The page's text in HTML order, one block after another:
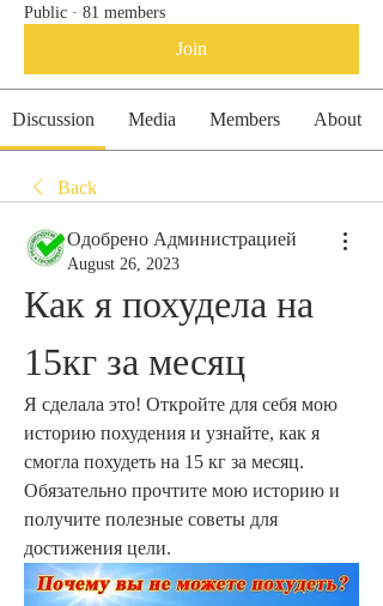
Public · 81 members
Join
Discussion Media Members About
Back
Одобрено Администрацией
August 26, 2023
Как я похудела на
15кг за месяц
Я сделала это! Откройте для себя мою
историю похудения и узнайте, как я
смогла похудеть на 15 кг за месяц.
Обязательно прочтите мою историю и
получите полезные советы для
достижения цели.